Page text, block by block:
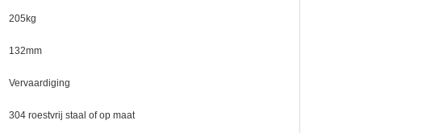
205kg
132mm
Vervaardiging
304 roestvrij staal of op maat